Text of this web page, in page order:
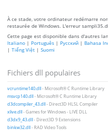
À ce stade, votre ordinateur redémarre
restaurée de Windows. L'erreur
Cette page est disponible dans d'autres
Italiano | Português | Русский | Bahasa
| Tiếng Việt | Suomi
Fichiers dll populaires
vcruntime140.dll- Microsoft® C Runtime Library
msvcp140.dll- Microsoft® C Runtime Library
d3dcompiler_43.dll- Direct3D HLSL Compiler
xlive.dll- Games for Windows - LIVE DLL
d3dx9_43.dll- Direct3D 9 Extensions
binkw32.dll- RAD Video Tools